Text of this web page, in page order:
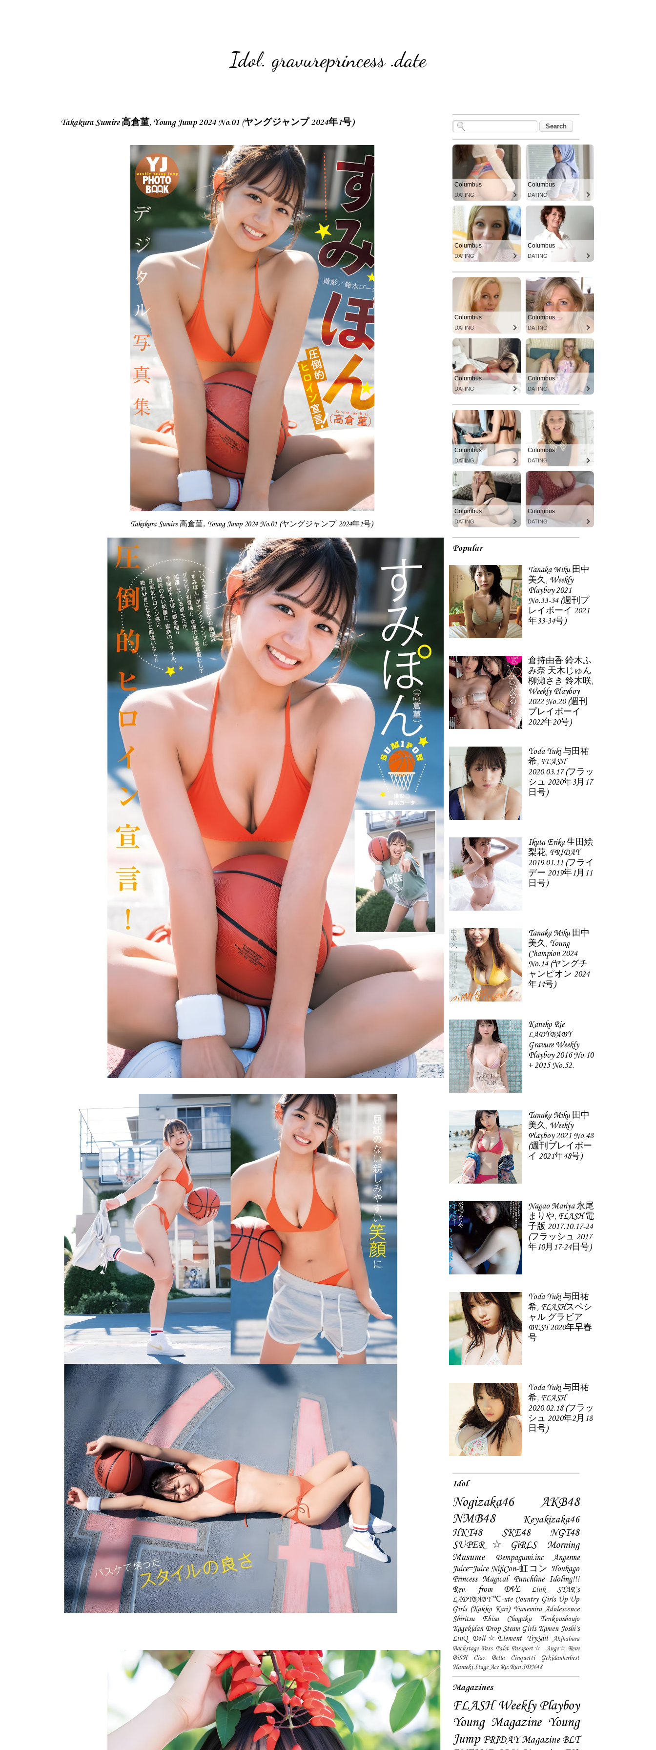
Idol. gravureprincess .date
Takakura Sumire 高倉菫, Young Jump 2024 No.01 (ヤングジャンプ 2024年1号)
Takakura Sumire 高倉菫, Young Jump 2024 No.01 (ヤングジャンプ 2024年1号)
Columbus
DATING
Columbus
DATING
Columbus
DATING
Columbus
DATING
Columbus
DATING
Columbus
DATING
Columbus
DATING
Columbus
DATING
Columbus
DATING
Columbus
DATING
Columbus
DATING
Columbus
DATING
Popular
Tanaka Miku 田中
美久, Weekly
Playboy 2021
No.33-34 (週刊プ
レイボーイ 2021
年33-34号)
倉持由香 鈴木ふ
み奈 天木じゅん
柳瀬さき 鈴木咲,
Weekly Playboy
2022 No.20 (週刊
プレイボーイ
2022年20号)
Yoda Yuki 与田祐
希, FLASH
2020.03.17 (フラッ
シュ 2020年3月17
日号)
Ikuta Erika 生田絵
梨花, FRIDAY
2019.01.11 (フライ
デー 2019年1月11
日号)
Tanaka Miku 田中
美久, Young
Champion 2024
No.14 (ヤングチ
ャンピオン 2024
年14号)
Kaneko Rie
LADYBABY
Gravure Weekly
Playboy 2016 No.10
+ 2015 No.52.
Tanaka Miku 田中
美久, Weekly
Playboy 2021 No.48
(週刊プレイボー
イ 2021年48号)
Nagao Mariya 永尾
まりや, FLASH 電
子版 2017.10.17-24
(フラッシュ 2017
年10月17-24日号)
Yoda Yuki 与田祐
希, FLASHスペシ
ャル グラビア
BEST 2020年早春
号
Yoda Yuki 与田祐
希, FLASH
2020.02.18 (フラッ
シュ 2020年2月18
日号)
Idol
Nogizaka46
AKB48
NMB48
Keyakizaka46
HKT48
SKE48
NGT48
SUPER☆GiRLS
Morning
Musume
Dempagumi.inc
Angerme
Juice=Juice NijiCon-虹コン Houkago
Princess Magical Punchline Idoling!!!
Rev. from DVL
Link STAR`s
LADYBABY ℃-ute Country Girls Up Up
Girls (Kakko Kari) Yumemiru Adolescence
Shiritsu Ebisu Chugaku
Tenkoushoujo
Kagekidan Drop Steam Girls Kamen Joshi's
LinQ Doll☆Element TrySail
Akihabara
Backstage Pass Palet Passport☆
Ange☆Reve
BiSH
Ciao Bella Cinquetti
Gekidanherbest
Haraeki Stage Ace Ru:Run SDN48
Magazines
FLASH Weekly Playboy
Young Magazine Young
Jump FRIDAY Magazine BLT